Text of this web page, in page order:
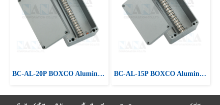
BC-AL-20P BOXCO Aluminium Terminal Block Boxes BC-AL-15P BOXCO Aluminium Terminal Block Boxes